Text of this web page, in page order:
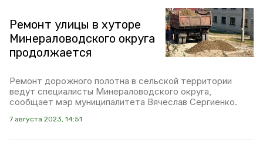
Ремонт улицы в хуторе
Минераловодского округа
продолжается
Ремонт дорожного полотна в сельской территории
ведут специалисты Минераловодского округа,
сообщает мэр муниципалитета Вячеслав Сергиенко.
7 августа 2023, 14:51